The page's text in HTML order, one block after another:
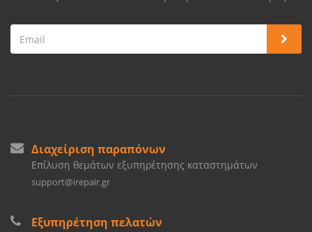
Διαχείριση παραπόνων
Επίλυση θεμάτων εξυπηρέτησης καταστημάτων
support@irepair.gr
Εξυπηρέτηση πελατών